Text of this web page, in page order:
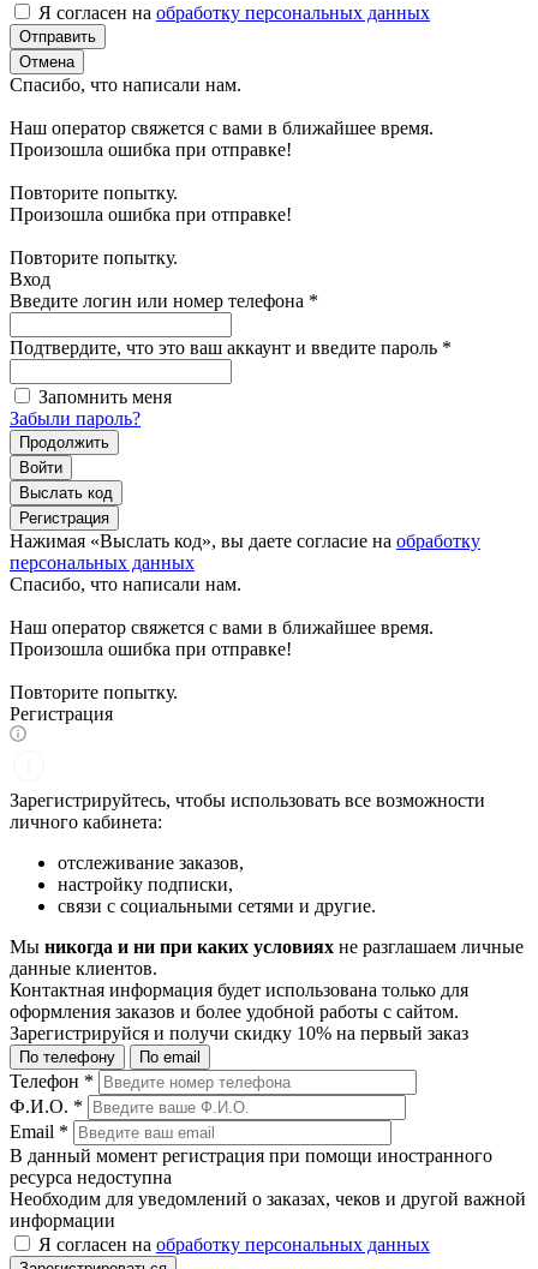
Я согласен на обработку персональных данных
Отправить
Отмена
Спасибо, что написали нам.
Наш оператор свяжется с вами в ближайшее время.
Произошла ошибка при отправке!
Повторите попытку.
Произошла ошибка при отправке!
Повторите попытку.
Вход
Введите логин или номер телефона *
Подтвердите, что это ваш аккаунт и введите пароль *
Запомнить меня
Забыли пароль?
Продолжить
Войти
Выслать код
Регистрация
Нажимая «Выслать код», вы даете согласие на обработку
персональных данных
Спасибо, что написали нам.
Наш оператор свяжется с вами в ближайшее время.
Произошла ошибка при отправке!
Повторите попытку.
Регистрация
Зарегистрируйтесь, чтобы использовать все возможности
личного кабинета:
отслеживание заказов,
настройку подписки,
связи с социальными сетями и другие.
Мы никогда и ни при каких условиях не разглашаем личные
данные клиентов.
Контактная информация будет использована только для
оформления заказов и более удобной работы с сайтом.
Зарегистрируйся и получи скидку 10% на первый заказ
По телефону По email
Телефон *
Ф.И.О. *
Email *
В данный момент регистрация при помощи иностранного
ресурса недоступна
Необходим для уведомлений о заказах, чеков и другой важной
информации
Я согласен на обработку персональных данных